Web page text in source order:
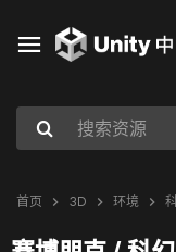
首页 3D 环境